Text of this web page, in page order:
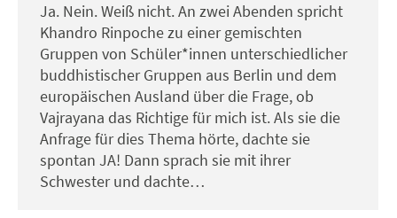
Ja. Nein. Weiß nicht. An zwei Abenden spricht
Khandro Rinpoche zu einer gemischten
Gruppen von Schüler*innen unterschiedlicher
buddhistischer Gruppen aus Berlin und dem
europäischen Ausland über die Frage, ob
Vajrayana das Richtige für mich ist. Als sie die
Anfrage für dies Thema hörte, dachte sie
spontan JA! Dann sprach sie mit ihrer
Schwester und dachte…